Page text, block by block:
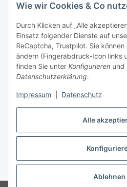
Alle
Ablehnen
Wie wir Cookies & Co
Durch Klicken auf „Alle
Einsatz folgender Dienste auf
ReCaptcha, Trustpilot. Sie
ändern (Fingerabdruck-Icon links
finden Sie unter Konfigurieren und
Datenschutzerklärung.
Impressum Datenschutz
Schauraum & Verkauf: Pfarrwald 46
Buchhaltung: Königleiten 11
A-3354 Wolfsbach
+43747782730
shop@krippen-shop.at
www.krippen-shop.at
Vertrag
* Alle Preise inkl. gesetzlicher USt., zzgl.